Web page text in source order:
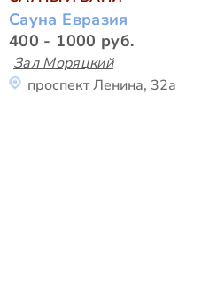
Сауна Евразия
400 - 1000 руб.
Зал Моряцкий
проспект Ленина, 32а